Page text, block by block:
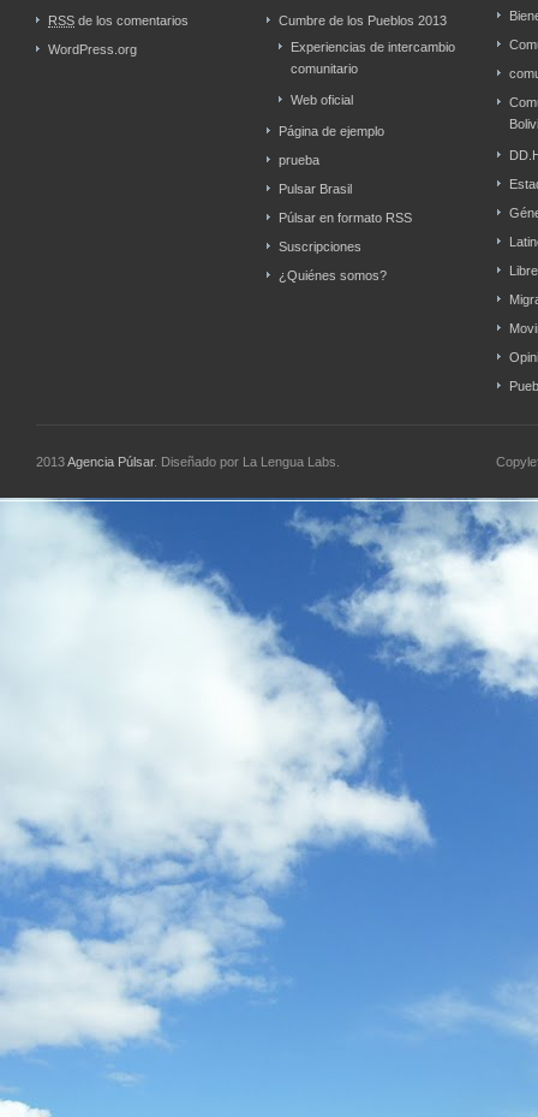
RSS de los comentarios
WordPress.org
Cumbre de los Pueblos 2013
Experiencias de intercambio
comunitario
Web oficial
Página de ejemplo
prueba
Pulsar Brasil
Púlsar en formato RSS
Suscripciones
¿Quiénes somos?
2013Agencia Púlsar. Diseñado por La Lengua Labs.